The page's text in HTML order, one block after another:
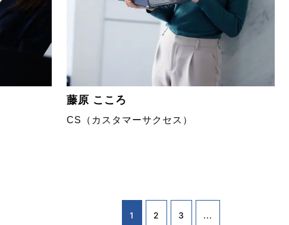
藤原 こころ
CS（カスタマーサクセス）
1 2 3 ...